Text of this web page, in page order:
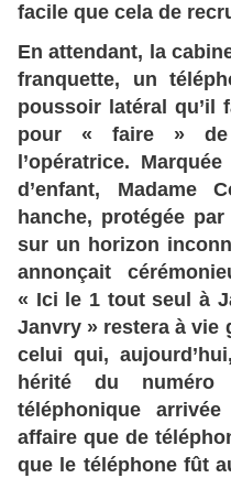
facile que cela de
En attendant, la
franquette, un
poussoir latéral qu’il
pour « faire » de
l’opératrice.
d’enfant, Madame
hanche, protégée
sur un horizon
annonçait
« Ici le 1 tout seul à
Janvry » restera à vie
celui qui,
hérité du
téléphonique
affaire que de
que le téléphone fût